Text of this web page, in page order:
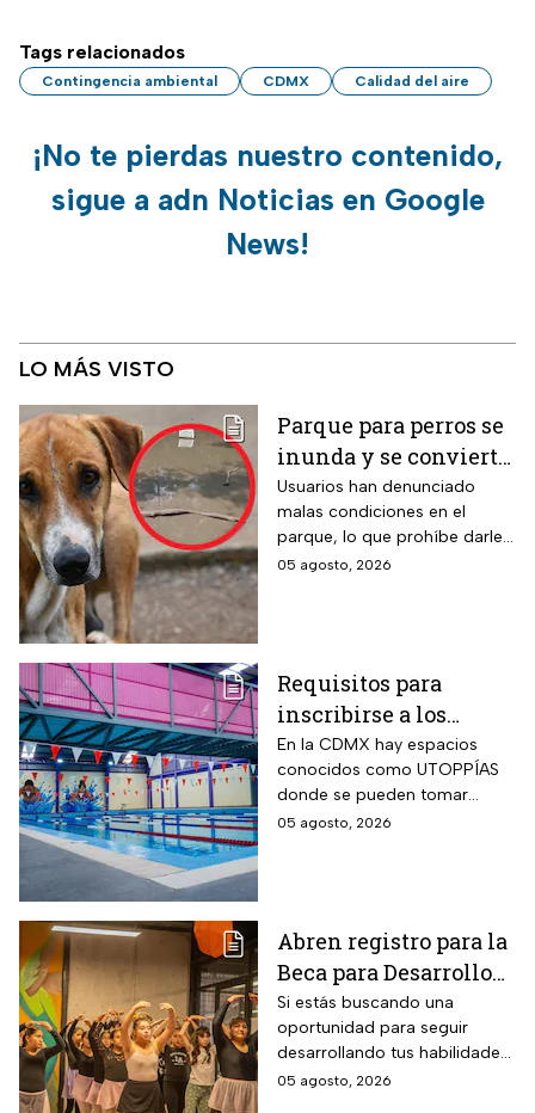
Tags relacionados
Contingencia ambiental CDMX Calidad del aire
¡No te pierdas nuestro contenido,
sigue a adn Noticias en Google
News!
LO MÁS VISTO
Parque para perros se
inunda y se convierte
en foco de infección;
el área canina está
inutilizable
Usuarios han denunciado
malas condiciones en el
parque, lo que prohíbe darle
un uso adecuado
05 agosto, 2026
Requisitos para
inscribirse a los
talleres de la UTOPÍA
Coyoacán
En la CDMX hay espacios
conocidos como UTOPPÍAS
donde se pueden tomar
talleres y practicar deportes y
05 agosto, 2026
Abren registro para la
Beca para Desarrollo
de Talento PILARES;
requisitos para recibir
hasta 10 mil pesos
Si estás buscando una
oportunidad para seguir
desarrollando tus habilidades
puedes registrarte para la
05 agosto, 2026